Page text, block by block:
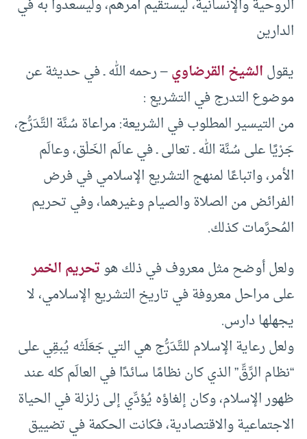
الروحية والإنسانية، ليستقيم أمرهم، وليسعدوا به في
الدارين
يقولالشيخ القرضاوي– رحمه الله ـ في حديثة عن
موضوع التدرج في التشريع :
من التيسير المطلوب في الشريعة: مراعاة سُنَّة التَّدَرُّج،
جَرْيًا على سُنَّة الله ـ تعالى ـ في عالَم الخَلْق، وعالَم
الأمر، واتباعًا لمنهج التشريع الإسلامي في فرض
الفرائض من الصلاة والصيام وغيرهما، وفي تحريم
المُحرَّمات كذلك.
ولعل أوضح مثل معروف في ذلك هوتحريم الخمر
على مراحل معروفة في تاريخ التشريع الإسلامي، لا
يجهلها دارس.
ولعل رعاية الإسلام للتَّدَرُّج هي التي جَعَلَتْه يُبقِي على
“نظام الرِّقِّ” الذي كان نظامًا سائدًا في العالَم كله عند
ظهور الإسلام، وكان إلغاؤه يُؤدِّي إلى زلزلة في الحياة
الاجتماعية والاقتصادية، فكانت الحكمة في تضييق